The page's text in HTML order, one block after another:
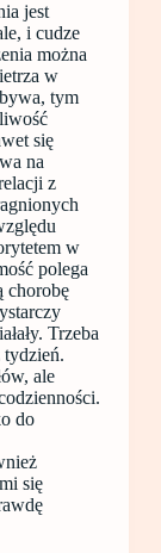
jest
i cudze
można
w
tym
się
na
z
w
polega
chorobę
Trzeba
ale
do
się